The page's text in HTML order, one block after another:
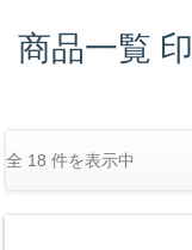
商品一覧
全 18 件を表示中